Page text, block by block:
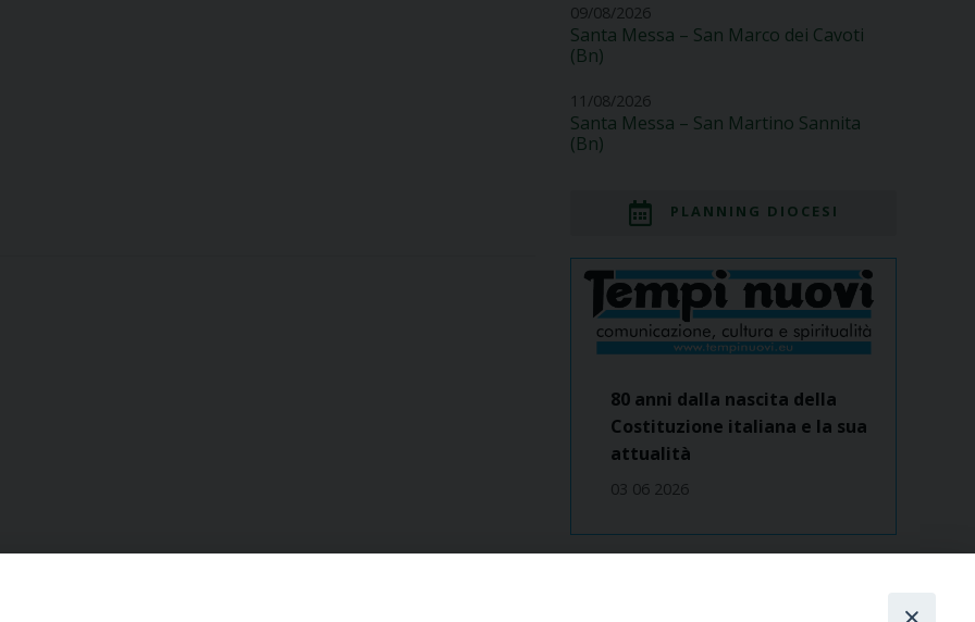
09/08/2026
Santa Messa – San Marco dei Cavoti
(Bn)
11/08/2026
Santa Messa – San Martino Sannita
(Bn)
PLANNING DIOCESI
80 anni dalla nascita della
Costituzione italiana e la sua
attualità
03 06 2026